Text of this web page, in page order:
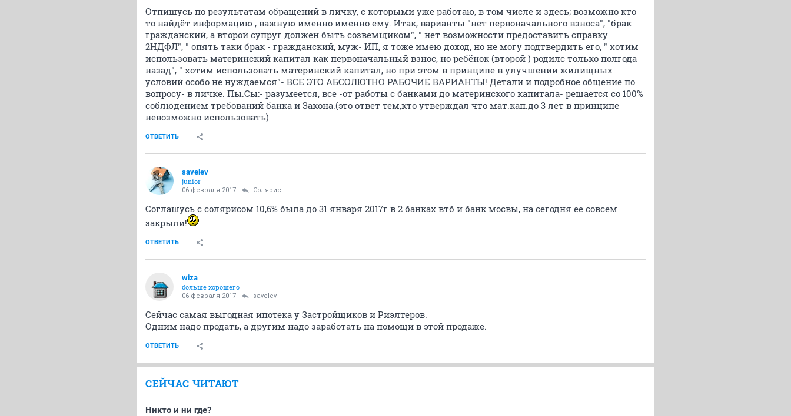
Отпишусь по результатам обращений в личку, с которыми уже работаю, в том числе и здесь; возможно кто
то найдёт информацию , важную именно именно ему. Итак, варианты "нет первоначального взноса", "брак
гражданский, а второй супруг должен быть созвемщиком", " нет возможности предоставить справку
2НДФЛ", " опять таки брак - гражданский, муж- ИП, я тоже имею доход, но не могу подтвердить его, " хотим
использовать материнский капитал как первоначальный взнос, но ребёнок (второй ) родилс только полгода
назад", " хотим использовать материнский капитал, но при этом в принципе в улучшении жилищных
условий особо не нуждаемся"- ВСЕ ЭТО АБСОЛЮТНО РАБОЧИЕ ВАРИАНТЫ! Детали и подробное общение по
вопросу- в личке. Пы.Сы:- разумеется, все -от работы с банками до материнского капитала- решается со 100%
соблюдением требований банка и Закона.(это ответ тем,кто утверждал что мат.кап.до 3 лет в принципе
невозможно использовать)
ОТВЕТИТЬ
savelev
junior
06 февраля 2017 Солярис
Соглашусь с солярисом 10,6% была до 31 января 2017г в 2 банках втб и банк мосвы, на сегодня ее совсем
закрыли!
ОТВЕТИТЬ
wiza
больше хорошего
06 февраля 2017 savelev
Сейчас самая выгодная ипотека у Застройщиков и Риэлтеров.
Одним надо продать, а другим надо заработать на помощи в этой продаже.
ОТВЕТИТЬ
СЕЙЧАС ЧИТАЮТ
Никто и ни где?